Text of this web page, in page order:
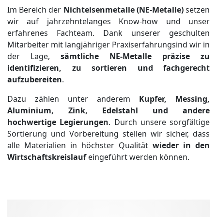
Nachhaltigkeit
Recycling
Aluminium
Shredder
Paketierung
ACSR Draht
Kupferkabel
FE Metalle
NE Metalle
Logistik
Im Bereich der Nichteisenmetalle (NE-Metalle)setzen
wir auf jahrzehntelanges Know-how und unser
erfahrenes Fachteam. Dank unserer geschulten
Mitarbeiter mit langjähriger Praxiserfahrungsind wir in
der Lage, sämtliche NE-Metalle präzise zu
identifizieren, zu sortieren und fachgerecht
aufzubereiten.
Dazu zählen unter anderem Kupfer, Messing,
Aluminium, Zink, Edelstahl und andere
hochwertige Legierungen. Durch unsere sorgfältige
Sortierung und Vorbereitung stellen wir sicher, dass
alle Materialien in höchster Qualität wieder in den
Wirtschaftskreislaufeingeführt werden können.